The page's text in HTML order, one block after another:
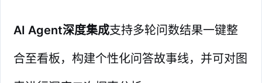
AI Agent深度集成支持多轮问数结果一键整
合至看板，构建个性化问答故事线，并可对图